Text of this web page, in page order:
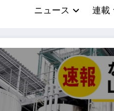
ニュース 連載